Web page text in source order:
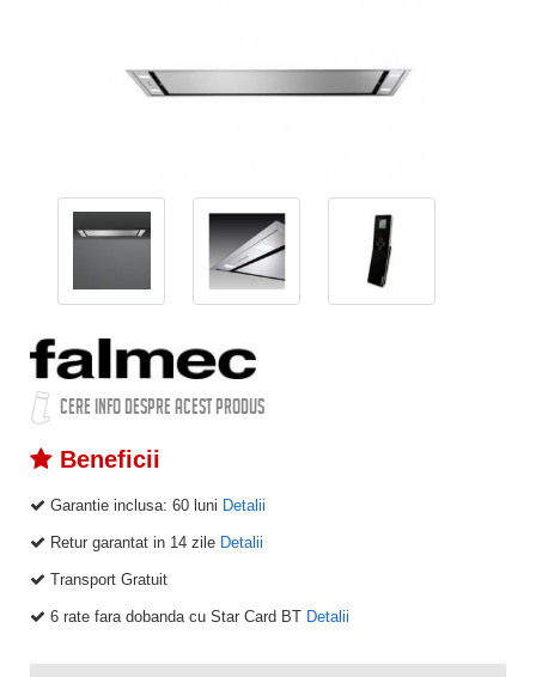
CERE INFO DESPRE ACEST PRODUS
Beneficii
Garantie inclusa: 60 luni Detalii
Retur garantat in 14 zile Detalii
Transport Gratuit
6 rate fara dobanda cu Star Card BT Detalii